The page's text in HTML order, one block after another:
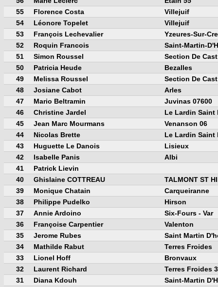
55
Florence Costa
Villejuif
54
Léonore Topelet
Villejuif
53
François Lechevalier
Yzeures-Sur-
52
Roquin Francois
Saint-Martin-
51
Simon Roussel
Section De
50
Patricia Heude
Bezalles
49
Melissa Roussel
Section De
48
Josiane Cabot
Arles
47
Mario Beltramin
Juvinas 07600
46
Christine Jardel
Le Lardin Saint
45
Jean Marc Mourmans
Venanson 06
44
Nicolas Brette
Le Lardin Saint
43
Huguette Le Danois
Lisieux
42
Isabelle Panis
Albi
41
Patrick Lievin
40
Ghislaine COTTREAU
TALMONT ST
39
Monique Chatain
Carqueiranne
38
Philippe Pudelko
Hirson
37
Annie Ardoino
Six-Fours - Var
36
Françoise Carpentier
Valenton
35
Jerome Rubes
Saint Martin
34
Mathilde Rabut
Terres Froides
33
Lionel Hoff
Bronvaux
32
Laurent Richard
Terres Froides
31
Diana Kdouh
Saint-Martin